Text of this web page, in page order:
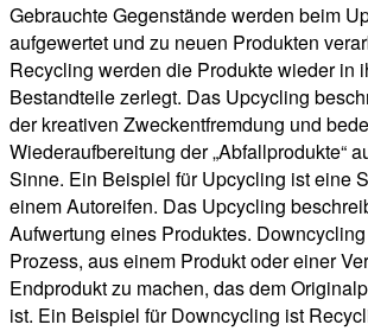
Gebrauchte Gegenstände werden beim
aufgewertet und zu neuen Produkten
Recycling werden die Produkte wieder in
Bestandteile zerlegt. Das Upcycling
der kreativen Zweckentfremdung und
Wiederaufbereitung der „Abfallprodukte“
Sinne. Ein Beispiel für Upcycling ist eine
einem Autoreifen. Das Upcycling
Aufwertung eines Produktes.
Prozess, aus einem Produkt oder einer
Endprodukt zu machen, das dem
ist. Ein Beispiel für Downcycling ist